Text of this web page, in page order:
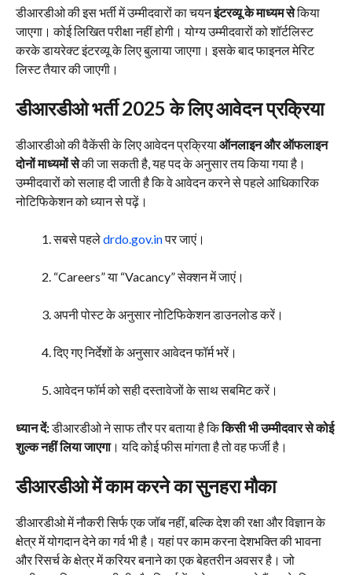
डीआरडीओ की इस भर्ती में उम्मीदवारों का चयनइंटरव्यू के माध्यम सेकिया
जाएगा। कोई लिखित परीक्षा नहीं होगी। योग्य उम्मीदवारों को शॉर्टलिस्ट
करके डायरेक्ट इंटरव्यू के लिए बुलाया जाएगा। इसके बाद फाइनल मेरिट
लिस्ट तैयार की जाएगी।
डीआरडीओ भर्ती 2025 के लिए आवेदन प्रक्रिया
डीआरडीओ की वैकेंसी के लिए आवेदन प्रक्रियाऑनलाइन और ऑफलाइन
दोनों माध्यमों सेकी जा सकती है, यह पद के अनुसार तय किया गया है।
उम्मीदवारों को सलाह दी जाती है कि वे आवेदन करने से पहले आधिकारिक
नोटिफिकेशन को ध्यान से पढ़ें।
सबसे पहलेdrdo.gov.inपर जाएं।
“Careers” या “Vacancy” सेक्शन में जाएं।
अपनी पोस्ट के अनुसार नोटिफिकेशन डाउनलोड करें।
दिए गए निर्देशों के अनुसार आवेदन फॉर्म भरें।
आवेदन फॉर्म को सही दस्तावेजों के साथ सबमिट करें।
ध्यान दें:डीआरडीओ ने साफ तौर पर बताया है किकिसी भी उम्मीदवार से कोई
शुल्क नहीं लिया जाएगा। यदि कोई फीस मांगता है तो वह फर्जी है।
डीआरडीओ में काम करने का सुनहरा मौका
डीआरडीओ में नौकरी सिर्फ एक जॉब नहीं, बल्कि देश की रक्षा और विज्ञान के
क्षेत्र में योगदान देने का गर्व भी है। यहां पर काम करना देशभक्ति की भावना
और रिसर्च के क्षेत्र में करियर बनाने का एक बेहतरीन अवसर है। जो